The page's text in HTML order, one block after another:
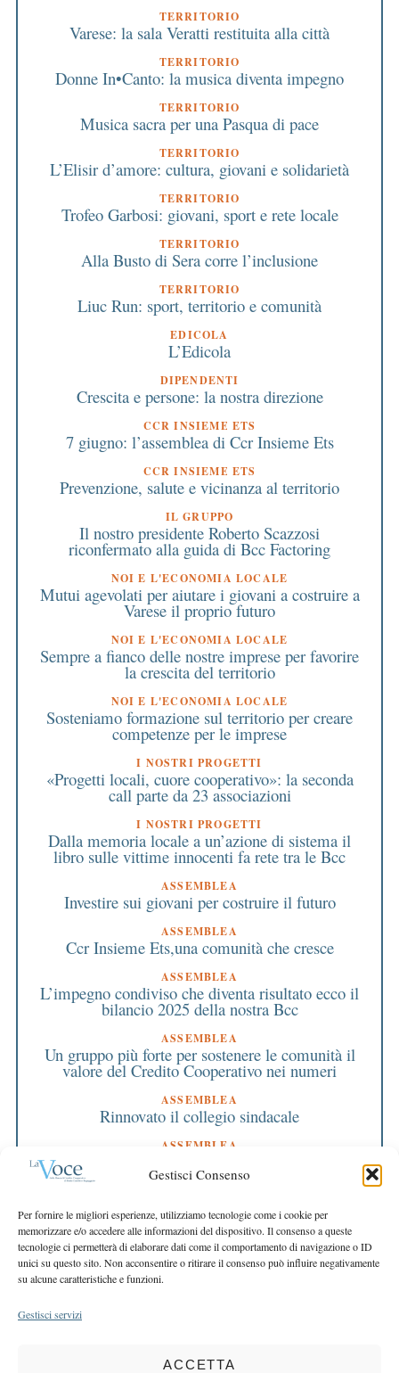
Gestisci Consenso
Per fornire le migliori esperienze, utilizziamo tecnologie come i cookie per
memorizzare e/o accedere alle informazioni del dispositivo. Il consenso a queste
tecnologie ci permetterà di elaborare dati come il comportamento di navigazione o ID
unici su questo sito. Non acconsentire o ritirare il consenso può influire negativamente
su alcune caratteristiche e funzioni.
Gestisci servizi
ACCETTA
TERRITORIO
Varese: la sala Veratti restituita alla città
TERRITORIO
Donne In•Canto: la musica diventa impegno
TERRITORIO
Musica sacra per una Pasqua di pace
TERRITORIO
L’Elisir d’amore: cultura, giovani e solidarietà
TERRITORIO
Trofeo Garbosi: giovani, sport e rete locale
TERRITORIO
Alla Busto di Sera corre l’inclusione
TERRITORIO
Liuc Run: sport, territorio e comunità
EDICOLA
L’Edicola
DIPENDENTI
Crescita e persone: la nostra direzione
CCR INSIEME ETS
7 giugno: l’assemblea di Ccr Insieme Ets
CCR INSIEME ETS
Prevenzione, salute e vicinanza al territorio
IL GRUPPO
Il nostro presidente Roberto Scazzosi
riconfermato alla guida di Bcc Factoring
NOI E L'ECONOMIA LOCALE
Mutui agevolati per aiutare i giovani a costruire a
Varese il proprio futuro
NOI E L'ECONOMIA LOCALE
Sempre a fianco delle nostre imprese per favorire
la crescita del territorio
NOI E L'ECONOMIA LOCALE
Sosteniamo formazione sul territorio per creare
competenze per le imprese
I NOSTRI PROGETTI
«Progetti locali, cuore cooperativo»: la seconda
call parte da 23 associazioni
I NOSTRI PROGETTI
Dalla memoria locale a un’azione di sistema il
libro sulle vittime innocenti fa rete tra le Bcc
ASSEMBLEA
Investire sui giovani per costruire il futuro
ASSEMBLEA
Ccr Insieme Ets,una comunità che cresce
ASSEMBLEA
L’impegno condiviso che diventa risultato ecco il
bilancio 2025 della nostra Bcc
ASSEMBLEA
Un gruppo più forte per sostenere le comunità il
valore del Credito Cooperativo nei numeri
ASSEMBLEA
Rinnovato il collegio sindacale
ASSEMBLEA
Bilancio approvato all’unanimità e 2 milioni
destinati al territorio
EDITORIALE DIRETTORE
Crescere restando riconoscibili
EDITORIALE PRESIDENTE
Costruire futuro insieme
COPYRIGHT 2025 LA VOCE |PRIVACY